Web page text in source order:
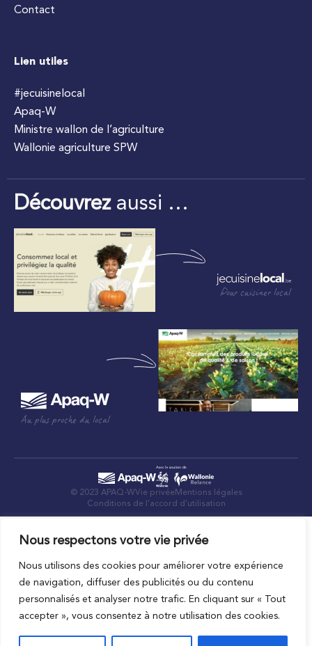
Nous respectons votre vie privée
Nous utilisons des cookies pour améliorer votre expérience
de navigation, diffuser des publicités ou du contenu
personnalisés et analyser notre trafic. En cliquant sur « Tout
accepter », vous consentez à notre utilisation des cookies.
Contact
Lien utiles
#jecuisinelocal
Apaq-W
Ministre wallon de l’agriculture
Wallonie agriculture SPW
Découvrezaussi …
Pour cuisiner local
Au plus proche du local
© 2023 APAQ-WVie privée Mentions légales
Conditions de l’accord d’utilisation